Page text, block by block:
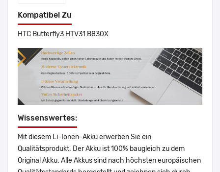
Kompatibel Zu
HTC Butterfly3 HTV31 B830X
Wissenswertes:
Mit diesem Li-Ionen-Akku erwerben Sie ein
Qualitätsprodukt. Der Akku ist 100% baugleich zu dem
Original Akku. Alle Akkus sind nach höchsten europäischen